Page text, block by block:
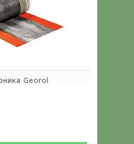
Georol